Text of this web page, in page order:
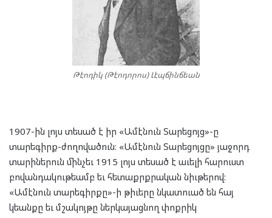
Թէոդիկ (Թէոդորոս) Լէպճինճեան
1907-ին լոյս տեսած է իր «Ամէնուն Տարեցոյց»-ը
տարեգիրք-ժողովածուն։ «Ամէնուն Տարեցոյցը» յաջորդ
տարիներուն մինչեւ 1915 լոյս տեսած է աւելի հարուստ
բովանդակութեամբ եւ հետաքրքրական նիւթերով:
«Ամէնուն տարեգիրքը»-ի թիւերը նկատուած են հայ
կեանքը եւ մշակոյթը ներկայացնող փոքրիկ